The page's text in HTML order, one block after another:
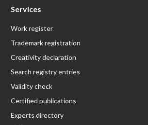
Services
Work register
Trademark registration
Creativity declaration
Search registry entries
Validity check
Certified publications
Experts directory